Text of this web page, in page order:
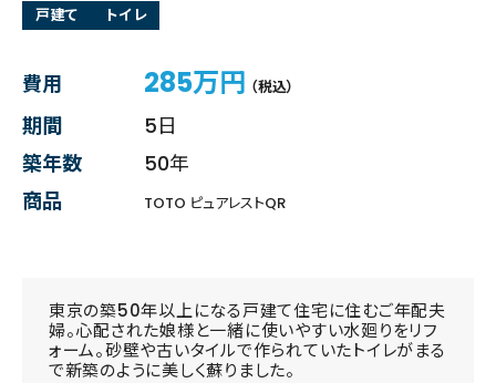
戸建て トイレ
費用 285万円 （税込）
期間
5日
築年数
50年
商品
TOTO ピュアレストQR
東京の築50年以上になる戸建て住宅に住むご年配夫
婦。心配された娘様と一緒に使いやすい水廻りをリフ
ォーム。砂壁や古いタイルで作られていたトイレがまる
で新築のように美しく蘇りました。